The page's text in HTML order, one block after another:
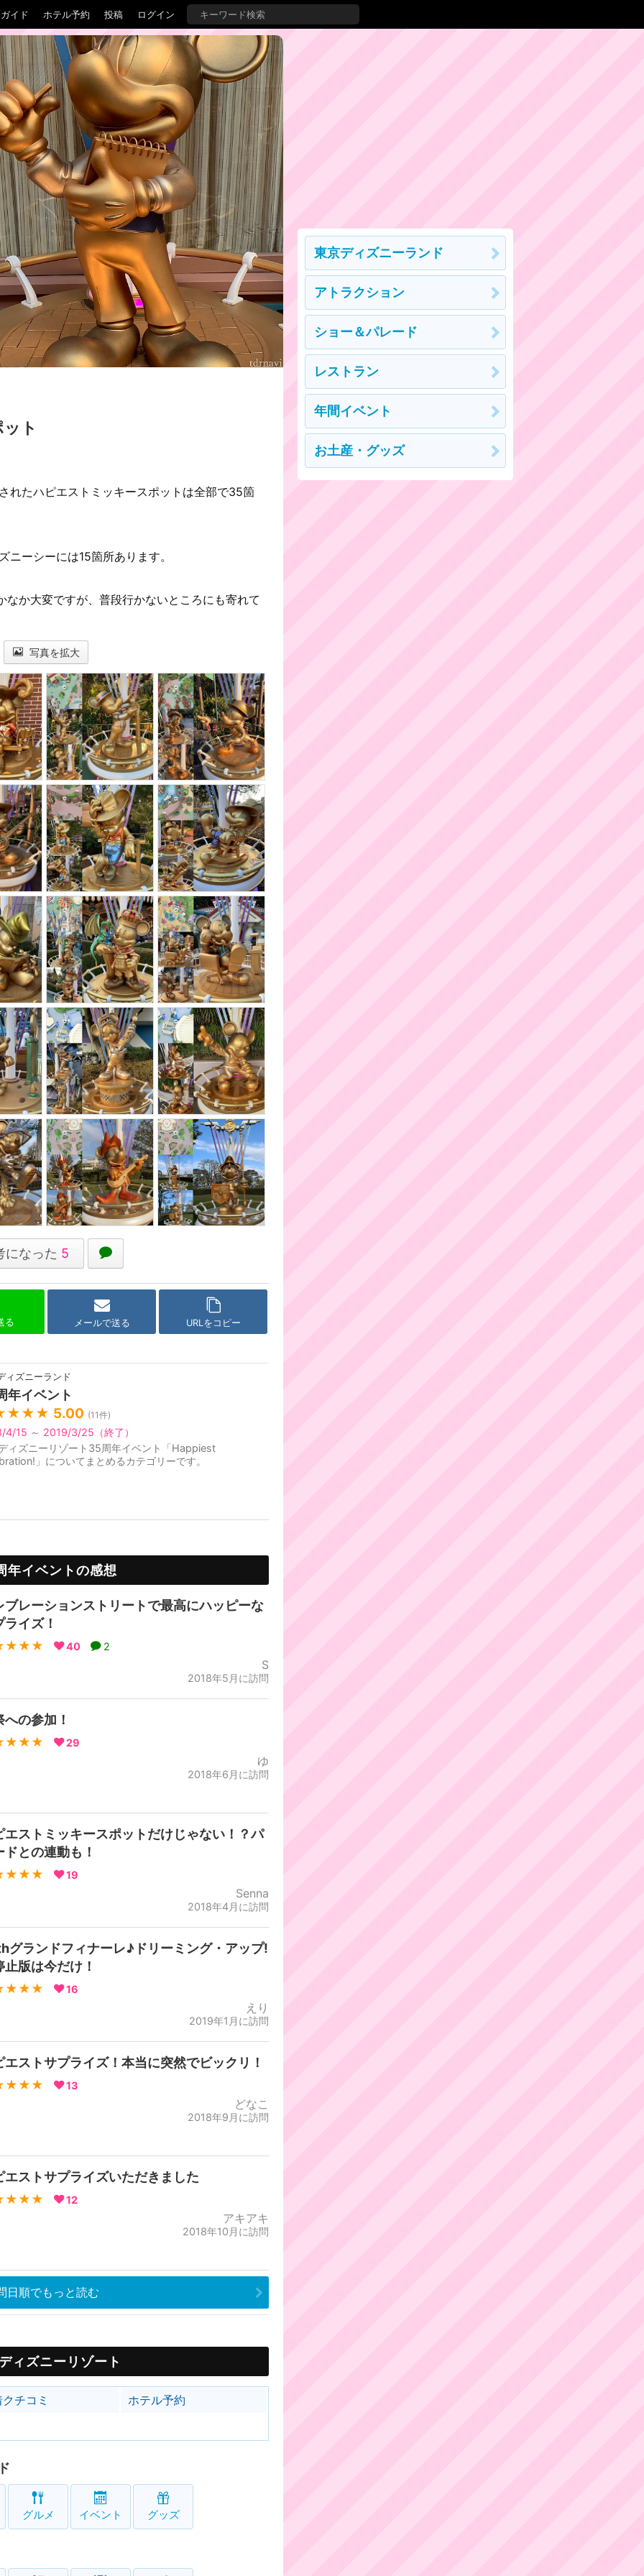
イド ホテル予約 投稿 ログイン
ト
れたハピエストミッキースポットは全部で35箇
ーシーには15箇所あります。
か大変ですが、普段行かないところにも寄れて
写真を拡大
になった 5
る メールで送る URLをコピー
ィズニーランド
年イベント
5.00 (11件)
4/15 ～ 2019/3/25（終了）
ィズニーリゾート35周年イベント「Happiest
」についてまとめるカテゴリーです。
年イベントの感想
ブレーションストリートで最高にハッピーな
ライズ！
40 2
S
2018年5月に訪問
への参加！
29
ゆ
2018年6月に訪問
エストミッキースポットだけじゃない！？パ
ドとの連動も！
19
Senna
2018年4月に訪問
グランドフィナーレ♪ドリーミング・アップ!
止版は今だけ！
16
えり
2019年1月に訪問
エストサプライズ！本当に突然でビックリ！
13
どなこ
2018年9月に訪問
エストサプライズいただきました
12
アキアキ
2018年10月に訪問
日順でもっと読む
ィズニーリゾート
チコミ ホテル予約
グルメ イベント グッズ
東京ディズニーランド
アトラクション
ショー＆パレード
レストラン
年間イベント
お土産・グッズ